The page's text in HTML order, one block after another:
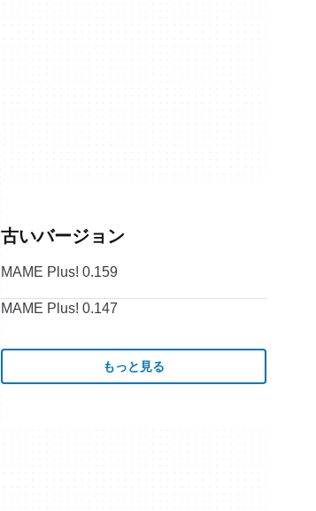
古いバージョン
MAME Plus! 0.159
MAME Plus! 0.147
もっと見る